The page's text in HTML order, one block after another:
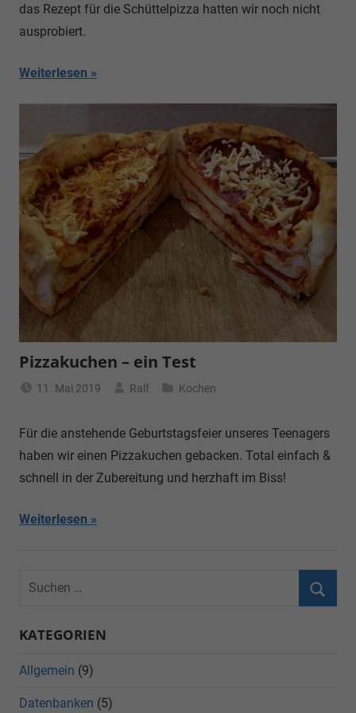
das Rezept für die Schüttelpizza hatten wir noch nicht
ausprobiert.
Weiterlesen
Pizzakuchen – ein Test
11. Mai 2019 Ralf Kochen
Für die anstehende Geburtstagsfeier unseres Teenagers
haben wir einen Pizzakuchen gebacken. Total einfach &
schnell in der Zubereitung und herzhaft im Biss!
Weiterlesen
KATEGORIEN
Allgemein (9)
Datenbanken (5)